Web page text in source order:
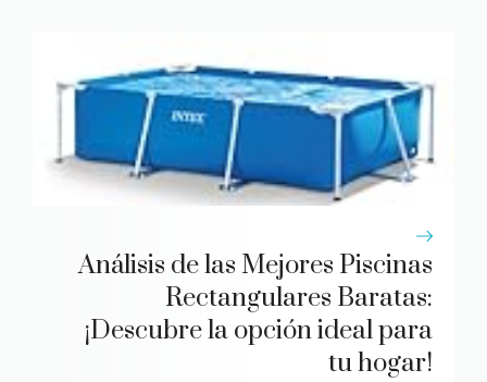
Análisis de las Mejores Piscinas
Rectangulares Baratas:
¡Descubre la opción ideal para
tu hogar!